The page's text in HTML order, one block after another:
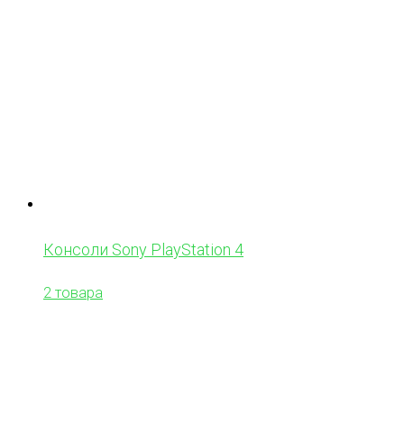
Консоли Sony PlayStation 4
2 товара